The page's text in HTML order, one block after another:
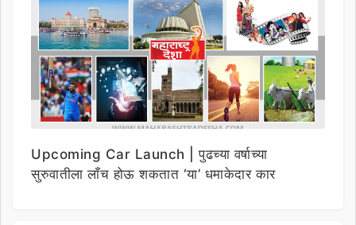
Upcoming Car Launch | पुढच्या वर्षाच्या
सुरुवातीला लाँच होऊ शकतात ‘या’ धमाकेदार कार